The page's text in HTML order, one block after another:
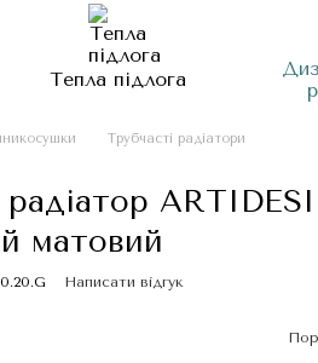
Тепла підлога
Трубчасті радіатори
матовий
Написати відгук